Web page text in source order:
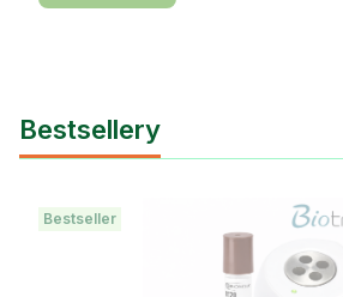
Bestsellery
Bestseller